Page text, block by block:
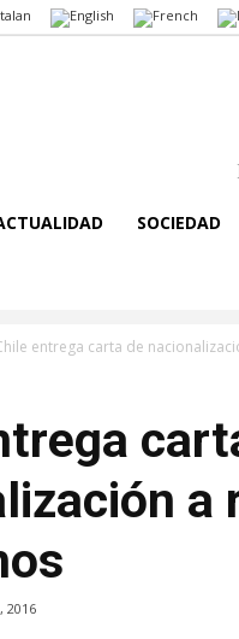
SOCIEDAD
entrega carta de
a
2016